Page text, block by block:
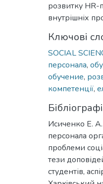
розвитку HR-
внутрішніх
Ключові
SOCIAL
персонала,
обучение,
компетенції,
Исиченко Е.
персонала
проблеми
тези
студентів,